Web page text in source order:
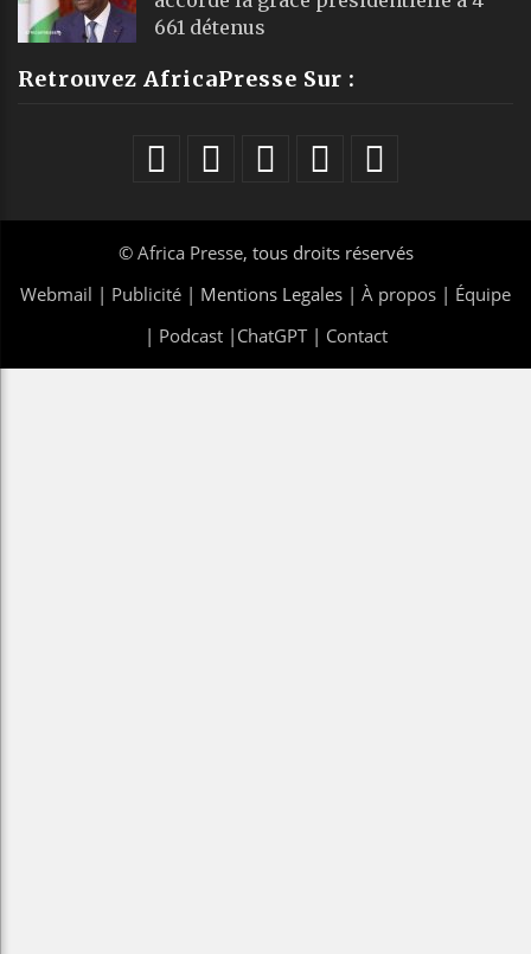
661 détenus
Retrouvez AfricaPresse Sur :
© Africa Presse, tous droits réservés
Webmail | Publicité | Mentions Legales | À propos | Équipe
| Podcast| ChatGPT| Contact